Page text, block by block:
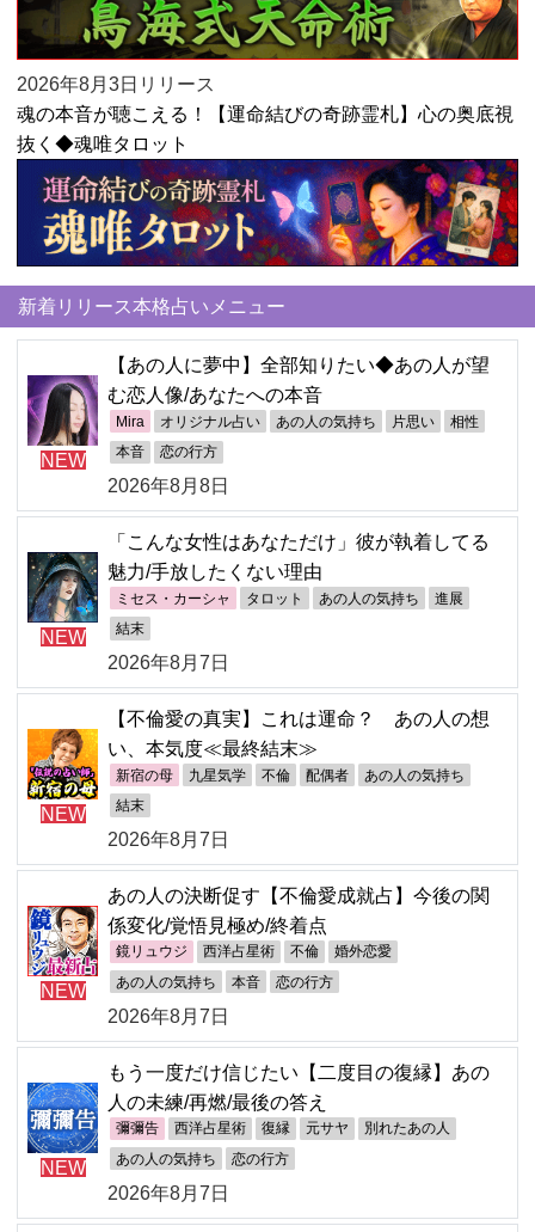
2026年8月3日リリース
魂の本音が聴こえる！【運命結びの奇跡霊札】心の奥底視
抜く◆魂唯タロット
新着リリース本格占いメニュー
NEW
【あの人に夢中】全部知りたい◆あの人が望
む恋人像/あなたへの本音
Mira オリジナル占い あの人の気持ち 片思い 相性
本音 恋の行方
2026年8月8日
NEW
「こんな女性はあなただけ」彼が執着してる
魅力/手放したくない理由
ミセス・カーシャ タロット あの人の気持ち 進展
結末
2026年8月7日
NEW
【不倫愛の真実】これは運命？ あの人の想
い、本気度≪最終結末≫
新宿の母 九星気学 不倫 配偶者 あの人の気持ち
結末
2026年8月7日
NEW
あの人の決断促す【不倫愛成就占】今後の関
係変化/覚悟見極め/終着点
鏡リュウジ 西洋占星術 不倫 婚外恋愛
あの人の気持ち 本音 恋の行方
2026年8月7日
NEW
もう一度だけ信じたい【二度目の復縁】あの
人の未練/再燃/最後の答え
彌彌告 西洋占星術 復縁 元サヤ 別れたあの人
あの人の気持ち 恋の行方
2026年8月7日